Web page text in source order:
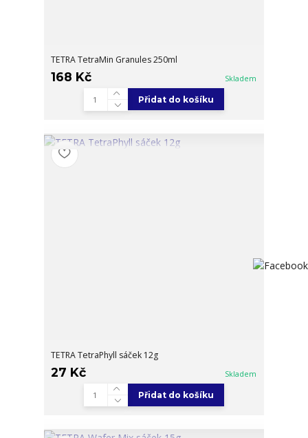
TETRA TetraMin Granules 250ml
168 Kč Skladem
Přidat do košíku
TETRA TetraPhyll sáček 12g
27 Kč Skladem
Přidat do košíku